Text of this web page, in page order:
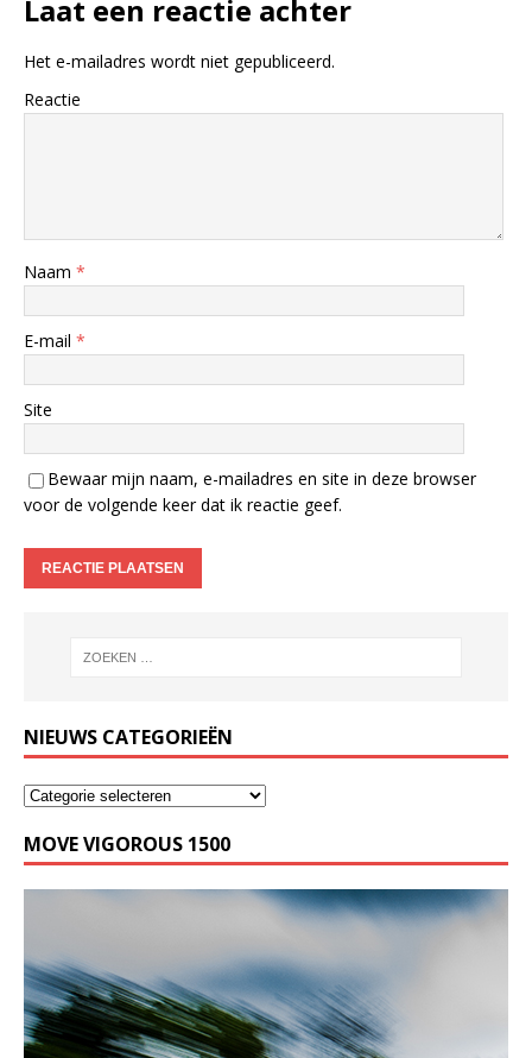
Laat een reactie achter
Het e-mailadres wordt niet gepubliceerd.
Reactie
Naam *
E-mail *
Site
Bewaar mijn naam, e-mailadres en site in deze browser
voor de volgende keer dat ik reactie geef.
NIEUWS CATEGORIEËN
MOVE VIGOROUS 1500